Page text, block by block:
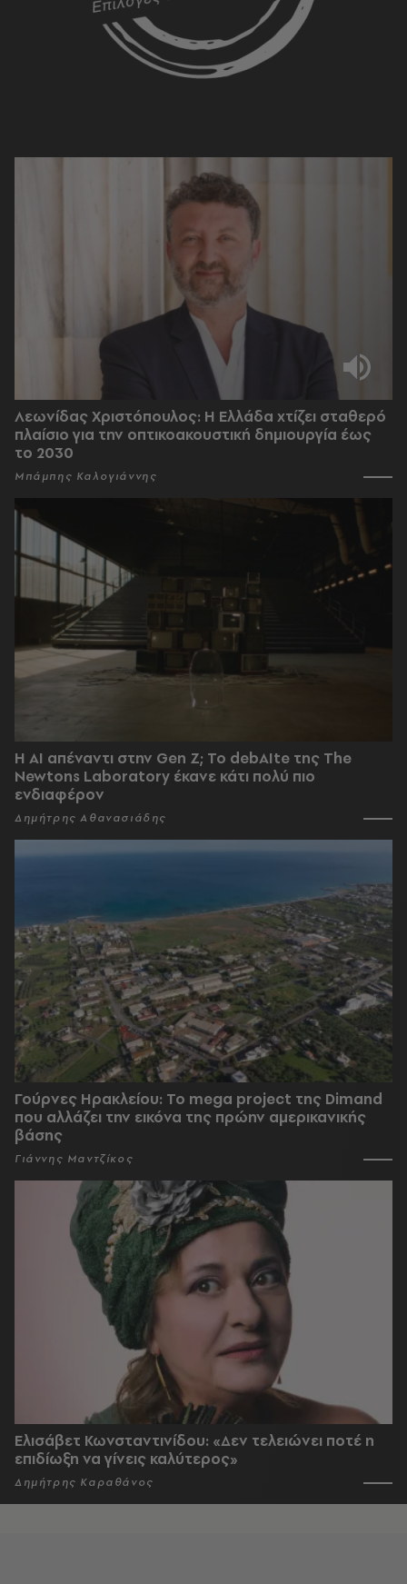
Λεωνίδας Χριστόπουλος: Η Ελλάδα χτίζει σταθερό
πλαίσιο για την οπτικοακουστική δημιουργία έως
το 2030
Μπάμπης Καλογιάννης
Η AI απέναντι στην Gen Z; Το debAIte της The
Newtons Laboratory έκανε κάτι πολύ πιο
ενδιαφέρον
Δημήτρης Αθανασιάδης
Γούρνες Ηρακλείου: To mega project της Dimand
που αλλάζει την εικόνα της πρώην αμερικανικής
βάσης
Γιάννης Μαντζίκος
Ελισάβετ Κωνσταντινίδου: «Δεν τελειώνει ποτέ η
επιδίωξη να γίνεις καλύτερος»
Δημήτρης Καραθάνος